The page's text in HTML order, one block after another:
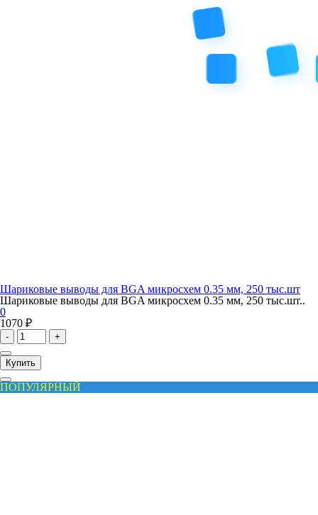
Шариковые выводы для BGA микросхем 0.35 мм, 250 тыс.шт
Шариковые выводы для BGA микросхем 0.35 мм, 250 тыс.шт..
0
1070 ₽
- +
Купить
ПОПУЛЯРНЫЙ